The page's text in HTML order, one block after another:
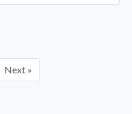
Next »